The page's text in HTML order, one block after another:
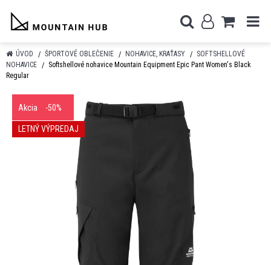
ÚVOD ŠPORTOVÉ OBLEČENIE NOHAVICE, KRAŤASY
SOFTSHELLOVÉ
NOHAVICE
Softshellové nohavice Mountain Equipment Epic Pant Women's Black
Regular
Akcia -50%
LETNÝ VÝPREDAJ